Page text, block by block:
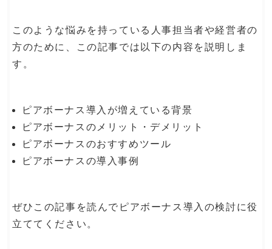
このような悩みを持っている人事担当者や経営者の
方のために、この記事では以下の内容を説明しま
す。
ピアボーナス導入が増えている背景
ピアボーナスのメリット・デメリット
ピアボーナスのおすすめツール
ピアボーナスの導入事例
ぜひこの記事を読んでピアボーナス導入の検討に役
立ててください。